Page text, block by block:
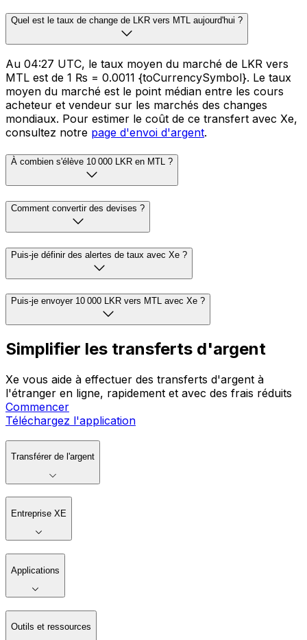
Quel est le taux de change de LKR vers MTL aujourd'hui ?
Au 04:27 UTC, le taux moyen du marché de LKR vers
MTL est de 1 ₨ = 0.0011 {toCurrencySymbol}. Le taux
moyen du marché est le point médian entre les cours
acheteur et vendeur sur les marchés des changes
mondiaux. Pour estimer le coût de ce transfert avec Xe,
consultez notre page d'envoi d'argent.
À combien s'élève 10 000 LKR en MTL ?
Comment convertir des devises ?
Puis-je définir des alertes de taux avec Xe ?
Puis-je envoyer 10 000 LKR vers MTL avec Xe ?
Simplifier les transferts d'argent
Xe vous aide à effectuer des transferts d'argent à
l'étranger en ligne, rapidement et avec des frais réduits
Commencer
Téléchargez l'application
Transférer de l'argent
Entreprise XE
Applications
Outils et ressources